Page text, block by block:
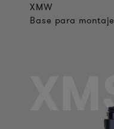
XMW
Base para